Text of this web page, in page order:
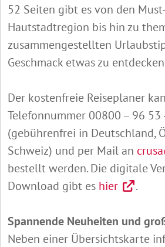
52 Seiten gibt es von den
Hautstadtregion bis hin zu
zusammengestellten
Geschmack etwas zu
Der kostenfreie Reiseplaner
Telefonnummer 00800 – 96 53
(gebührenfrei in Deutschland,
Schweiz) und per Mail an
bestellt werden. Die digitale
Download gibt es hier .
Spannende Neuheiten und
Neben einer Übersichtskarte